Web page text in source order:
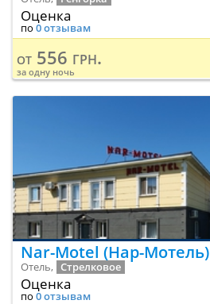
Оценка
по 0 отзывам
от 556 грн.
за одну ночь
Nar-Motel (Нар-Мотель)
Отель, Стрелковое
Оценка
по 0 отзывам